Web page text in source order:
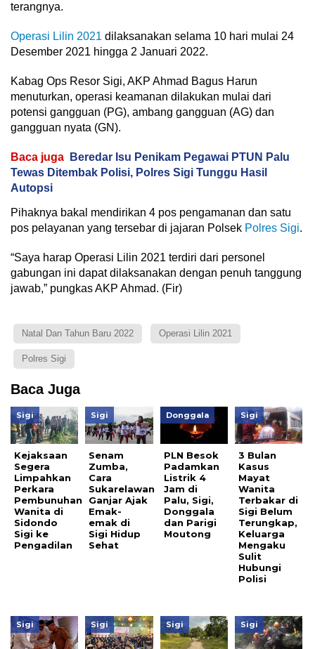
terangnya.
Operasi Lilin 2021 dilaksanakan selama 10 hari mulai 24
Desember 2021 hingga 2 Januari 2022.
Kabag Ops Resor Sigi, AKP Ahmad Bagus Harun
menuturkan, operasi keamanan dilakukan mulai dari
potensi gangguan (PG), ambang gangguan (AG) dan
gangguan nyata (GN).
Baca juga
Beredar Isu Penikam Pegawai PTUN Palu
Tewas Ditembak Polisi, Polres Sigi Tunggu Hasil
Autopsi
Pihaknya bakal mendirikan 4 pos pengamanan dan satu
pos pelayanan yang tersebar di jajaran Polsek Polres Sigi.
“Saya harap Operasi Lilin 2021 terdiri dari personel
gabungan ini dapat dilaksanakan dengan penuh tanggung
jawab,” pungkas AKP Ahmad. (Fir)
Natal Dan Tahun Baru 2022 Operasi Lilin 2021
Polres Sigi
Baca Juga
Sigi
Kejaksaan
Segera
Limpahkan
Perkara
Pembunuhan
Wanita di
Sidondo
Sigi ke
Pengadilan
Sigi
Senam
Zumba,
Cara
Sukarelawan
Ganjar Ajak
Emak-
emak di
Sigi Hidup
Sehat
Donggala
PLN Besok
Padamkan
Listrik 4
Jam di
Palu, Sigi,
Donggala
dan Parigi
Moutong
Sigi
3 Bulan
Kasus
Mayat
Wanita
Terbakar di
Sigi Belum
Terungkap,
Keluarga
Mengaku
Sulit
Hubungi
Polisi
Sigi Sigi Sigi Sigi